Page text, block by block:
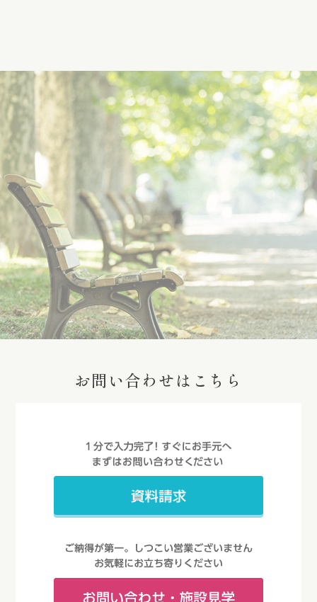
No Favorites
お問い合わせはこちら